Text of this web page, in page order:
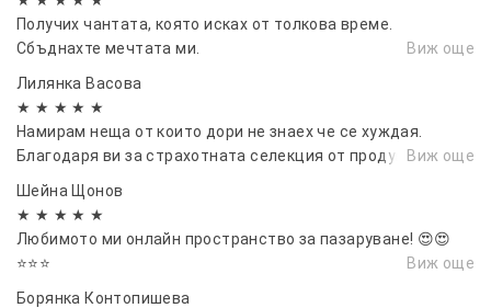
Получих чантата, която исках от толкова време.
Сбъднахте мечтата ми.
Виж още
Лилянка Васовa
★ ★ ★ ★ ★
Намирам неща от които дори не знаех че се хуждая.
Благодаря ви за страхотната селекция от продукти!Виж още
Шейна Щонов
★ ★ ★ ★ ★
Любимото ми онлайн пространство за пазаруване! 😍😍
⭐⭐⭐
Виж още
Борянка Контопишева